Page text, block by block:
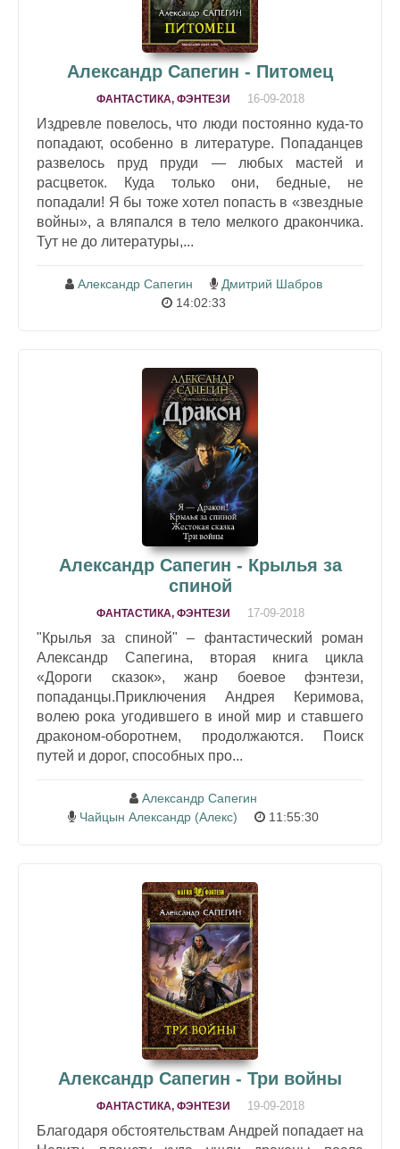
Александр Сапегин - Питомец
ФАНТАСТИКА, ФЭНТЕЗИ 16-09-2018
Издревле повелось, что люди постоянно куда-то
попадают, особенно в литературе. Попаданцев
развелось пруд пруди — любых мастей и
расцветок. Куда только они, бедные, не
попадали! Я бы тоже хотел попасть в «звездные
войны», а вляпался в тело мелкого дракончика.
Тут не до литературы,...
Александр Сапегин
Дмитрий Шабров
14:02:33
Александр Сапегин - Крылья за
спиной
ФАНТАСТИКА, ФЭНТЕЗИ 17-09-2018
"Крылья за спиной" – фантастический роман
Александр Сапегина, вторая книга цикла
«Дороги сказок», жанр боевое фэнтези,
попаданцы.Приключения Андрея Керимова,
волею рока угодившего в иной мир и ставшего
драконом-оборотнем, продолжаются. Поиск
путей и дорог, способных про...
Александр Сапегин
Чайцын Александр (Алекс)
11:55:30
Александр Сапегин - Три войны
ФАНТАСТИКА, ФЭНТЕЗИ 19-09-2018
Благодаря обстоятельствам Андрей попадает на